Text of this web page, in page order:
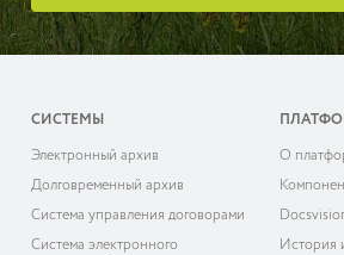
СИСТЕМЫ
Электронный архив
Долговременный архив
Система управления договорами
Система электронного
О
История